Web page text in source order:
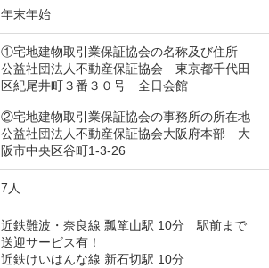
年末年始
①宅地建物取引業保証協会の名称及び住所
公益社団法人不動産保証協会 東京都千代田
区紀尾井町３番３０号 全日会館
②宅地建物取引業保証協会の事務所の所在地
公益社団法人不動産保証協会大阪府本部 大
阪市中央区谷町1-3-26
7人
近鉄難波・奈良線 瓢箪山駅 10分 駅前まで
送迎サービス有！
近鉄けいはんな線 新石切駅 10分